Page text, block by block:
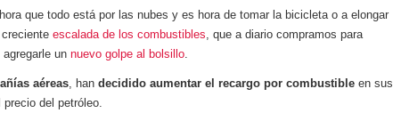
12 de diciembre de 2025
Cómo aprovechar esta opción para gestionar tus
que todo está por las nubes y es hora de tomar la bicicleta o a elongar
escalada de los combustibles, que a diario compramos para
un nuevo golpe al bolsillo.
aéreas, han decidido aumentar el recargo por combustible en sus
del petróleo.